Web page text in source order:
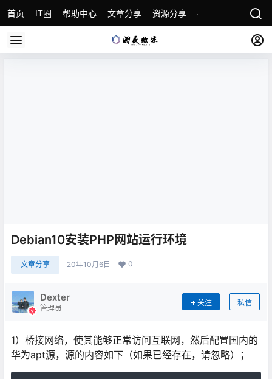
首页 IT圈 帮助中心 文章分享 资源分享 各种教程 关于本
Debian10安装PHP网站运行环境
文章分享 20年10月6日 0
Dexter
管理员
关注 私信
1）桥接网络，使其能够正常访问互联网，然后配置国内的
华为apt源，源的内容如下（如果已经存在，请忽略）；